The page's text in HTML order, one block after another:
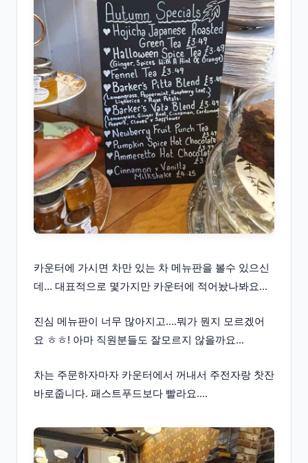
카운터에 가시면 차만 있는 차 메뉴판을 볼수 있으신
데... 대표적으로 몇가지만 카운터에 적어놨나봐요...
진심 메뉴판이 너무 많아지고....뭐가 뭔지 모르겠어
요 ㅎㅎ! 아마 직원분들도 잘모르지 않을까요...
차는 주문하자마자 카운터에서 꺼내서 주전자랑 찻잔
바로줍니다. 패스트푸드보다 빨라요....